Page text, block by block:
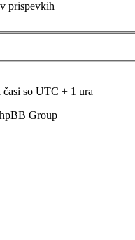
prispevkih
časi so UTC + 1 ura
Group